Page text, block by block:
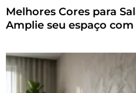
Melhores Cores para
Amplie seu espaço